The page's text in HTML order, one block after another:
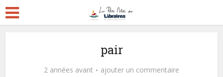
pair
2 années avant
ajouter un commentaire